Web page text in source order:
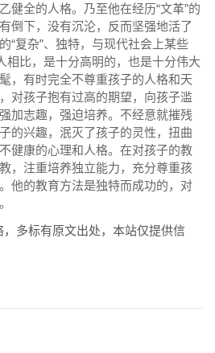
健全的人格。乃至他在经历“文革”的
倒下，没有沉沦，反而坚强地活了
“复杂”、独特，与现代社会上某些
相比，是十分高明的，也是十分伟大
，有时完全不尊重孩子的人格和天
对孩子抱有过高的期望，向孩子滥
加志趣，强迫培养。不经意就摧残
的兴趣，泯灭了孩子的灵性，扭曲
健康的心理和人格。在对孩子的教
，注重培养独立能力，充分尊重孩
他的教育方法是独特而成功的，对
多标有原文出处，本站仅提供信